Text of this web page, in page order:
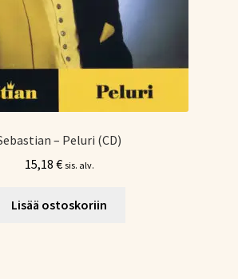
– Peluri (CD)
15,18 € sis. alv.
Lisää ostoskoriin